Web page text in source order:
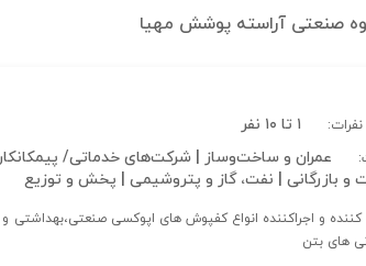
صنعتی آراسته پوشش مهیا
نفرات: ۱ تا ۱۰ نفر
عمران و ساخت‌وساز | شرکت‌های خدماتی/
و بازرگانی | نفت، گاز و پتروشیمی | پخش و توزیع
کننده و اجراکننده انواع کفپوش های اپوکسی صنعتی،بهداشتی
های بتن